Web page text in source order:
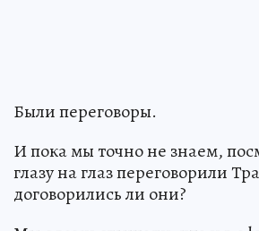
Были переговоры.
И пока мы точно не знаем,
глазу на глаз переговорили
договорились ли они?